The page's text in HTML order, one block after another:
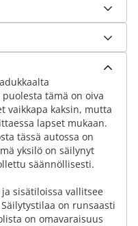
tämä on oiva
vaikkapa kaksin, mutta
lapset mukaan.
tässä autossa on
yksilö on säilynyt
säännöllisesti.
sisätiloissa vallitsee
on runsaasti
on omavaraisuus